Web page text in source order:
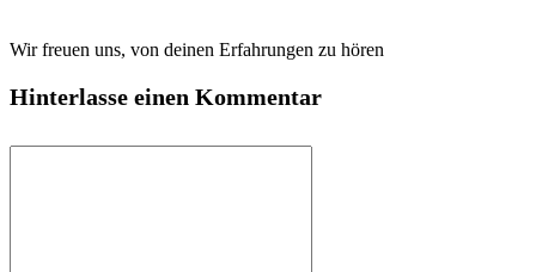
Wir freuen uns, von deinen Erfahrungen zu hören
Hinterlasse einen Kommentar